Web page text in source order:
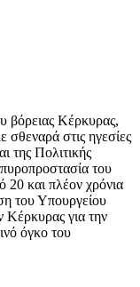
βόρειας Κέρκυρας,
σθεναρά στις ηγεσίες
της Πολιτικής
του
και πλέον χρόνια
του Υπουργείου
Κέρκυρας για την
όγκο του